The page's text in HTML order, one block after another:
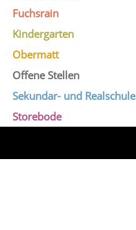
Fuchsrain
Kindergarten
Obermatt
Offene Stellen
Sekundar- und Realschule
Storebode